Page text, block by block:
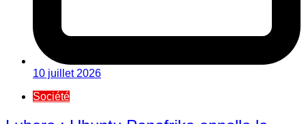
10 juillet 2026
Société